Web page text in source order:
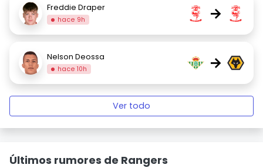
Freddie Draper
hace 9h →
Nelson Deossa
hace 10h →
Ver todo
Últimos rumores de Rangers